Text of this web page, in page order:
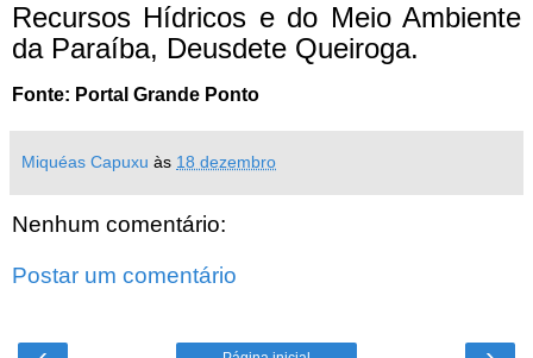
Recursos Hídricos e do Meio Ambiente
da Paraíba, Deusdete Queiroga.
Fonte: Portal Grande Ponto
Miquéas Capuxu às 18 dezembro
Nenhum comentário:
Postar um comentário